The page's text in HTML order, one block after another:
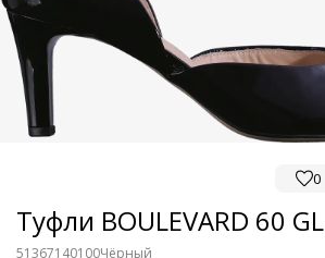
0
Туфли BOULEVARD 60 GL
51367140100Чёрный